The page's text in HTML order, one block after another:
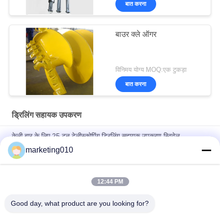
बात करना
बाउर क्ले ऑगर
विनिमय योग्य MOQ:एक टुकड़ा
बात करना
ड्रिलिंग सहायक उपकरण
केली बार के लिए 25 टन टेलीस्कोपिंग ड्रिलिंग सहायक उपकरण स्विवेल
बेटेक बिट फाउंडेशन मीडियम हार्डनेस रॉक ड्रिलिंग बकेट राउंड शंक चिज़ल टीथ
रोटरी कटर पिक
टंगस्टन कार्बाइड फाउंडेशन ड्रिलिंग टूल्स कंस्ट्रक्शन पाइलिंग टूल वियर पार्ट रोटरी
marketing010
12:44 PM
Good day, what product are you looking for?